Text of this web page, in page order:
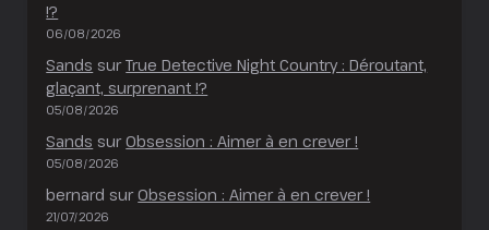
!?
06/08/2026
Sands surTrue Detective Night Country : Déroutant,
glaçant, surprenant !?
05/08/2026
Sands surObsession : Aimer à en crever !
05/08/2026
bernard surObsession : Aimer à en crever !
21/07/2026